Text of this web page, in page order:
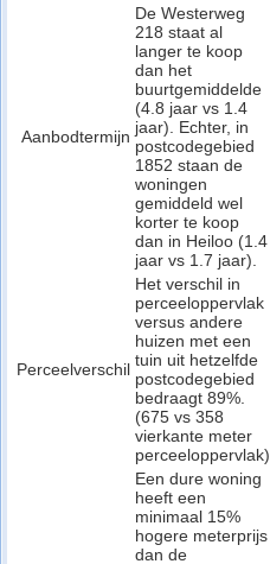
Aanbodtermijn
De Westerweg
218 staat al
langer te koop
dan het
buurtgemiddelde
(4.8 jaar vs 1.4
jaar). Echter, in
postcodegebied
1852 staan de
woningen
gemiddeld wel
korter te koop
dan in Heiloo (1.4
jaar vs 1.7 jaar).
Perceelverschil
Het verschil in
perceeloppervlak
versus andere
huizen met een
tuin uit hetzelfde
postcodegebied
bedraagt 89%.
(675 vs 358
vierkante meter
perceeloppervlak)
Een dure woning
heeft een
minimaal 15%
hogere meterprijs
dan de